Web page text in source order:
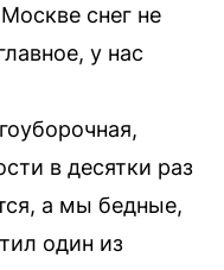
снег не
у нас
в десятки раз
а мы бедные,
один из